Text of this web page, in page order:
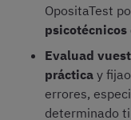
OpositaTest
psicotécnicos
Evaluad
práctica y
errores,
determinado